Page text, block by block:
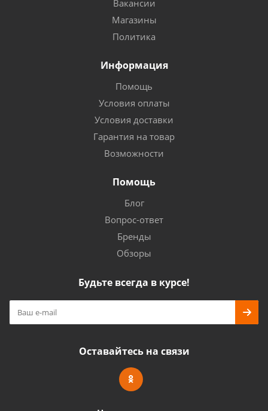
Вакансии
Магазины
Политика
Информация
Помощь
Условия оплаты
Условия доставки
Гарантия на товар
Возможности
Помощь
Блог
Вопрос-ответ
Бренды
Обзоры
Будьте всегда в курсе!
Оставайтесь на связи